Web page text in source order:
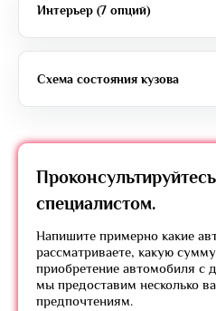
Интерьер (7 опций)
Схема состояния кузова
Проконсультируйтесь
специалистом.
Напишите примерно какие
рассматриваете, какую
приобретение автомобиля с
мы предоставим несколько
предпочтениям.